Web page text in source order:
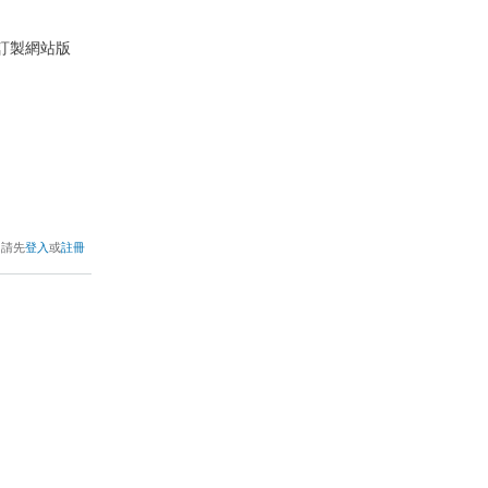
製網站版
先登入或註冊